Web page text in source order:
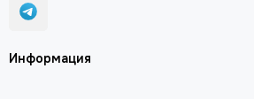
Информация